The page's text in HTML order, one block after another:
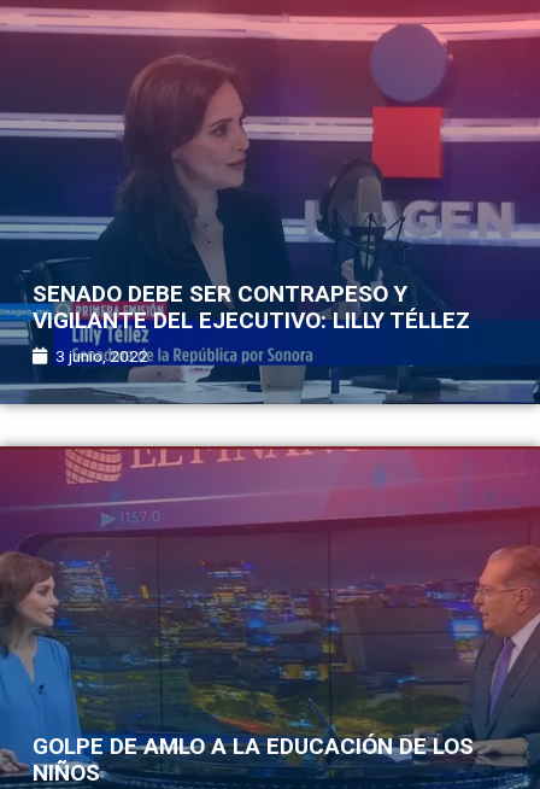
SENADO DEBE SER CONTRAPESO Y
VIGILANTE DEL EJECUTIVO: LILLY TÉLLEZ
3 junio, 2022
GOLPE DE AMLO A LA EDUCACIÓN DE LOS
NIÑOS